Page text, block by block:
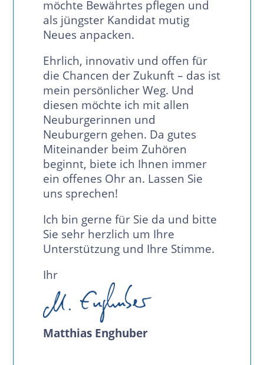
möchte Bewährtes pflegen und
als jüngster Kandidat mutig
Neues anpacken.
Ehrlich, innovativ und offen für
die Chancen der Zukunft – das ist
mein persönlicher Weg. Und
diesen möchte ich mit allen
Neuburgerinnen und
Neuburgern gehen. Da gutes
Miteinander beim Zuhören
beginnt, biete ich Ihnen immer
ein offenes Ohr an. Lassen Sie
uns sprechen!
Ich bin gerne für Sie da und bitte
Sie sehr herzlich um Ihre
Unterstützung und Ihre Stimme.
Ihr
Matthias Enghuber